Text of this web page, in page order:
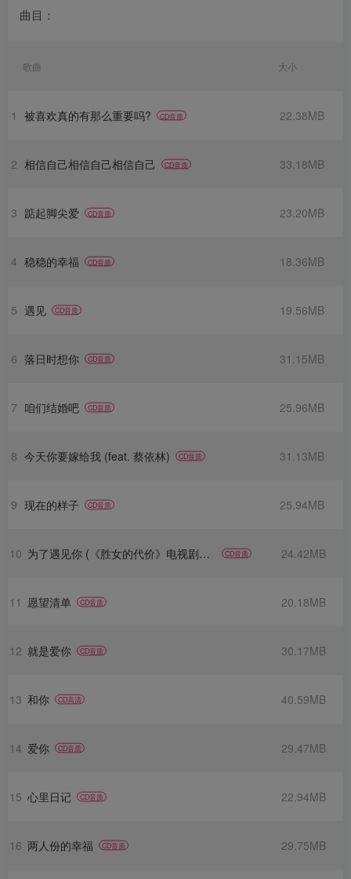
曲目：
歌曲 大小
1 被喜欢真的有那么重要吗? CD音质 22.38MB
2 相信自己相信自己相信自己 CD音质 33.18MB
3 踮起脚尖爱 CD音质 23.20MB
4 稳稳的幸福 CD音质 18.36MB
5 遇见 CD音质 19.56MB
6 落日时想你 CD音质 31.15MB
7 咱们结婚吧 CD音质 25.96MB
8 今天你要嫁给我 (feat. 蔡依林) CD音质 31.13MB
9 现在的样子 CD音质 25.94MB
10 为了遇见你 (《胜女的代价》电视剧插曲) CD音质 24.42MB
11 愿望清单 CD音质 20.18MB
12 就是爱你 CD音质 30.17MB
13 和你 CD高清 40.59MB
14 爱你 CD音质 29.47MB
15 心里日记 CD音质 22.94MB
16 两人份的幸福 CD音质 29.75MB